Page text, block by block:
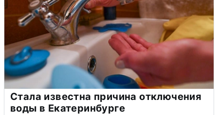
Стала известна причина отключения
воды в Екатеринбурге